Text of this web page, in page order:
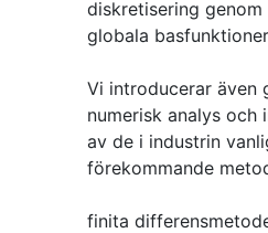
diskretisering
globala basfunktioner
Vi introducerar även
numerisk analys och
av de i industrin
förekommande
finita